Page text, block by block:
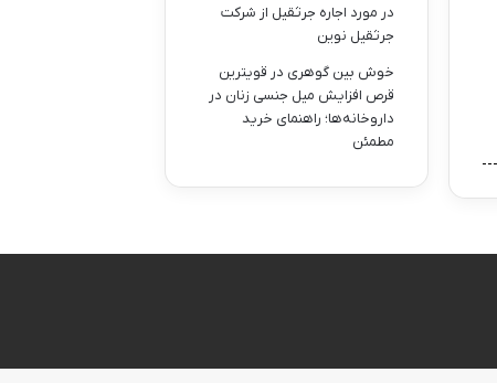
در مورد اجاره جرثقیل از شرکت
جرثقیل نوین
خوش بین گوهری در قویترین
قرص افزایش میل جنسی زنان در
داروخانه‌ها؛ راهنمای خرید
مطمئن